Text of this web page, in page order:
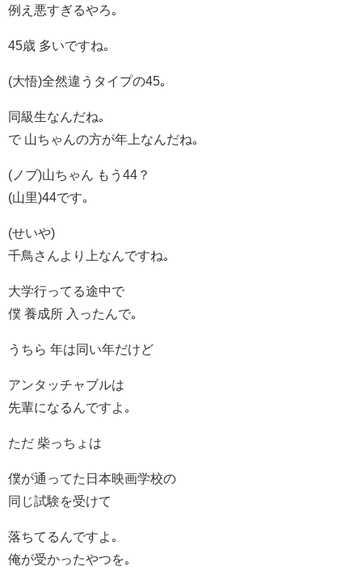
例え悪すぎるやろ｡
45歳 多いですね｡
(大悟)全然違うタイプの45｡
同級生なんだね｡
で 山ちゃんの方が年上なんだね｡
(ノブ)山ちゃん もう44？
(山里)44です｡
(せいや)
千鳥さんより上なんですね｡
大学行ってる途中で
僕 養成所 入ったんで｡
うちら 年は同い年だけど
アンタッチャブルは
先輩になるんですよ｡
ただ 柴っちょは
僕が通ってた日本映画学校の
同じ試験を受けて
落ちてるんですよ｡
俺が受かったやつを｡